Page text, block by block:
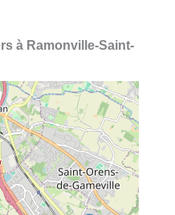
à Ramonville-Saint-